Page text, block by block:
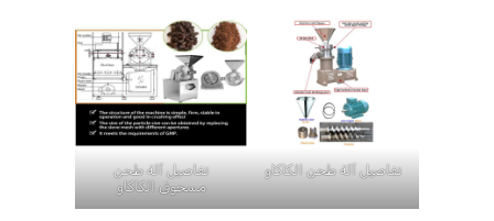
تفاصيل آلة طحن الكاكاو
تفاصيل آلة طحن
مسحوق الكاكاو